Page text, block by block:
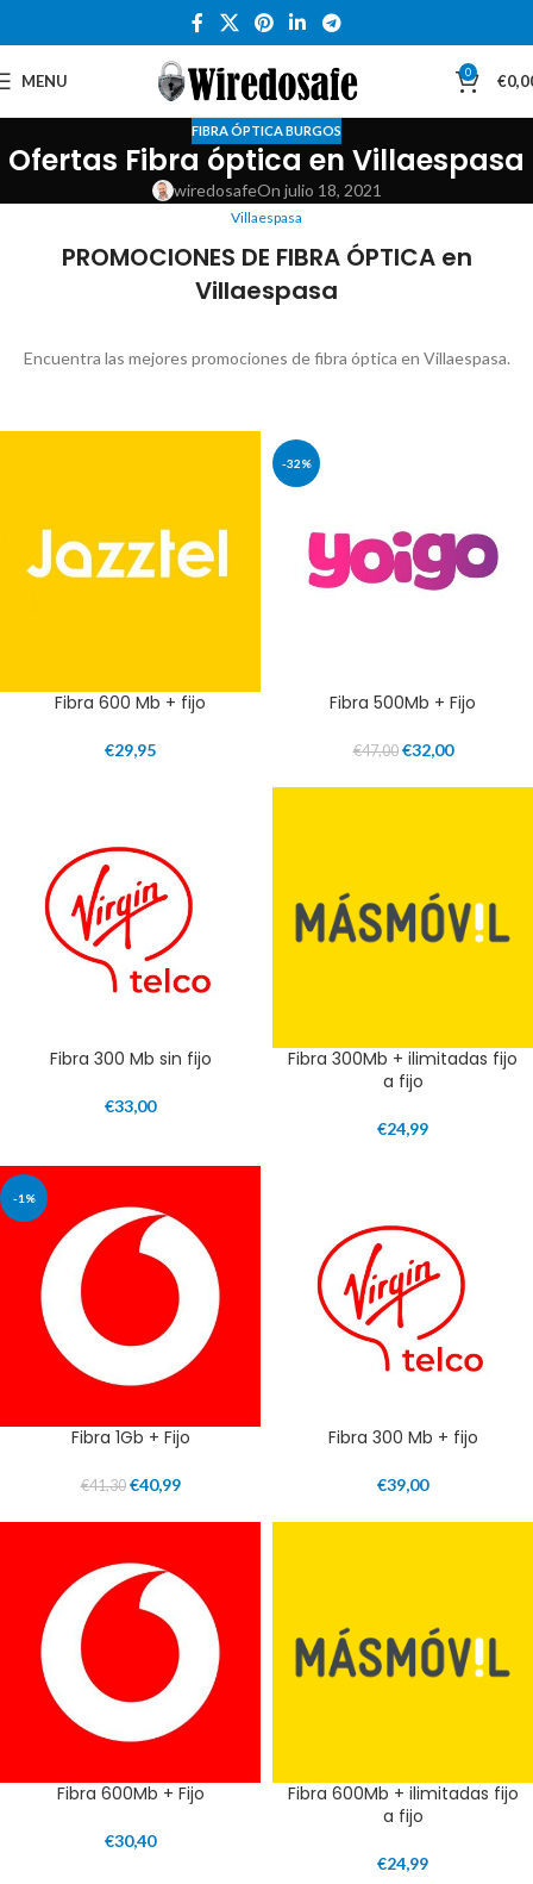
MENU 0 €
FIBRA ÓPTICA BURGOS
Ofertas Fibra óptica en Villaespasa
wiredosafeOn julio 18, 2021
Villaespasa
PROMOCIONES DE FIBRA ÓPTICA en
Villaespasa
Encuentra las mejores promociones de fibra óptica en Villaespasa.
Fibra 600 Mb + fijo
€29,95
-32%
Fibra 500Mb + Fijo
€47,00 €32,00
Fibra 300 Mb sin fijo
€33,00
Fibra 300Mb + ilimitadas fijo
a fijo
€24,99
-1%
Fibra 1Gb + Fijo
€41,30 €40,99
Fibra 300 Mb + fijo
€39,00
Fibra 600Mb + Fijo
€30,40
Fibra 600Mb + ilimitadas fijo
a fijo
€24,99